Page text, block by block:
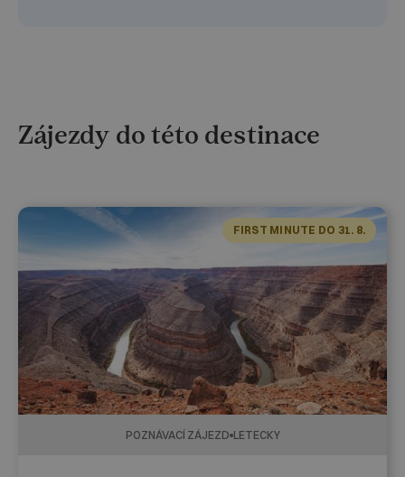
Zájezdy do této destinace
FIRST MINUTE DO 31. 8.
POZNÁVACÍ ZÁJEZD LETECKY